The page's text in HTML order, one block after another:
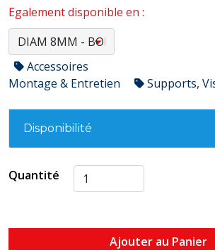
Egalement disponible en :
Accessoires
Montage & Entretien
Supports,
Disponibilité
Quantité
Ajouter au Panier